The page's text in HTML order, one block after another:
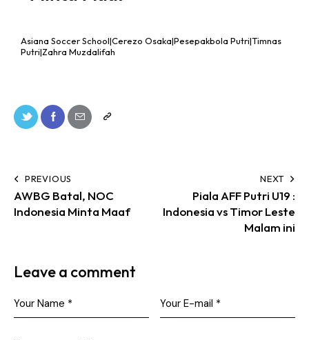
Asiana Soccer School|Cerezo Osaka|Pesepakbola Putri|Timnas
Putri|Zahra Muzdalifah
PREVIOUS
AWBG Batal, NOC
Indonesia Minta Maaf
NEXT
Piala AFF Putri U19 :
Indonesia vs Timor Leste
Malam ini
Leave a comment